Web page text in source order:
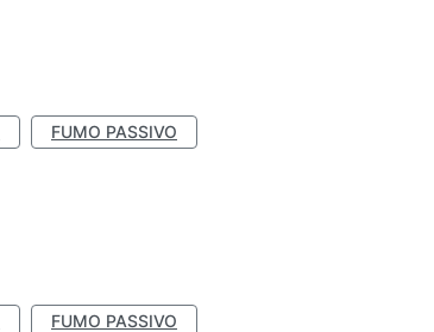
FUMO PASSIVO
FUMO PASSIVO